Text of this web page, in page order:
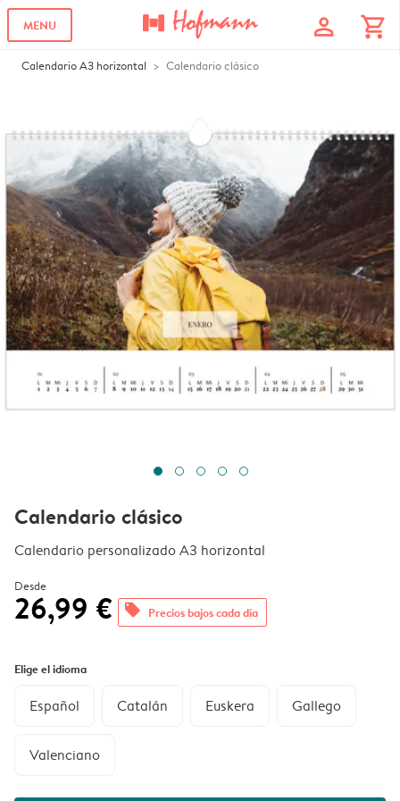
MENU profile shopping_cart
Calendario A3 horizontal Calendario clásico
Calendario clásico
Calendario personalizado A3 horizontal
Desde
26,99 € offers Precios bajos cada día
Elige el idioma
Español Catalán Euskera Gallego
Valenciano